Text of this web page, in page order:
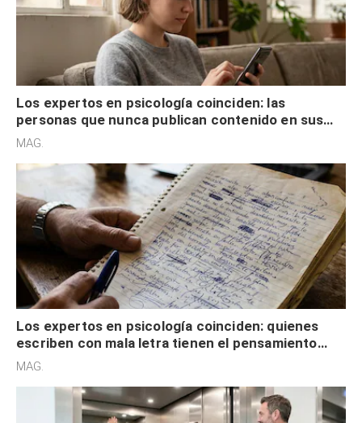
Los expertos en psicología coinciden: las
personas que nunca publican contenido en sus
redes sociales no pretenden buscar validación
MAG.
Los expertos en psicología coinciden: quienes
escriben con mala letra tienen el pensamiento
acelerado y no lo hacen por desinterés
MAG.